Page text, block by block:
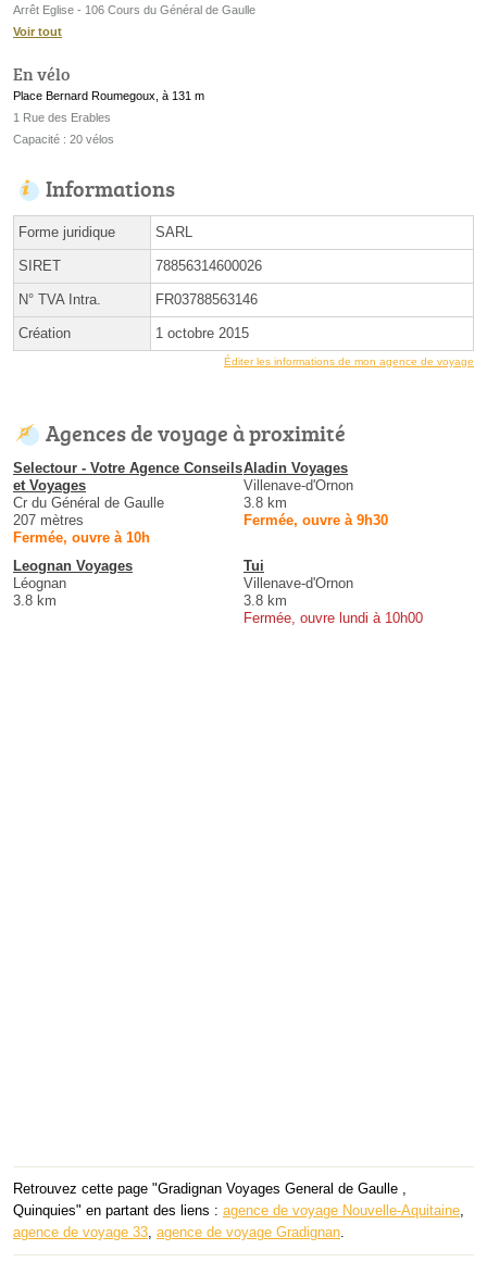
Arrêt Eglise - 106 Cours du Général de Gaulle
Voir tout
En vélo
Place Bernard Roumegoux, à 131 m
1 Rue des Erables
Capacité : 20 vélos
Informations
Forme juridique SARL
SIRET 78856314600026
N° TVA Intra. FR03788563146
Création 1 octobre 2015
Éditer les informations de mon agence de voyage
Agences de voyage à proximité
Selectour - Votre Agence Conseils
et Voyages
Cr du Général de Gaulle
207 mètres
Fermée, ouvre à 10h
Aladin Voyages
Villenave-d'Ornon
3.8 km
Fermée, ouvre à 9h30
Leognan Voyages
Léognan
3.8 km
Tui
Villenave-d'Ornon
3.8 km
Fermée, ouvre lundi à 10h00
Retrouvez cette page "Gradignan Voyages General de Gaulle ,
Quinquies" en partant des liens : agence de voyage Nouvelle-Aquitaine,
agence de voyage 33, agence de voyage Gradignan.